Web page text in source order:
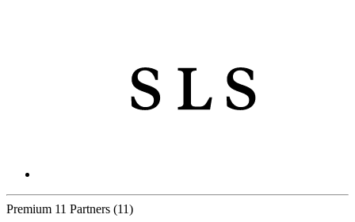
Premium 11 Partners (11)